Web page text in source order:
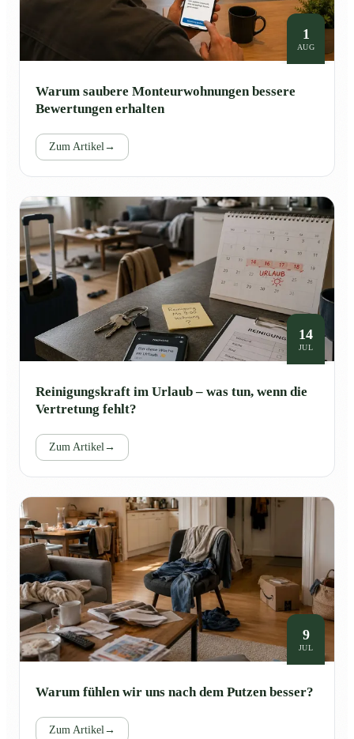
1
AUG
Warum saubere Monteurwohnungen bessere
Bewertungen erhalten
Zum Artikel→
14
JUL
Reinigungskraft im Urlaub – was tun, wenn die
Vertretung fehlt?
Zum Artikel→
9
JUL
Warum fühlen wir uns nach dem Putzen besser?
Zum Artikel→